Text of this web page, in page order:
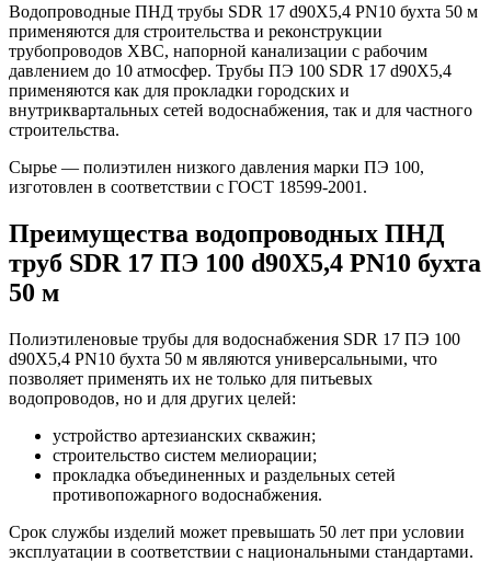
Водопроводные ПНД трубы SDR 17 d90Х5,4 PN10 бухта 50 м
применяются для строительства и реконструкции
трубопроводов ХВС, напорной канализации с рабочим
давлением до 10 атмосфер. Трубы ПЭ 100 SDR 17 d90Х5,4
применяются как для прокладки городских и
внутриквартальных сетей водоснабжения, так и для частного
строительства.
Сырье — полиэтилен низкого давления марки ПЭ 100,
изготовлен в соответствии с ГОСТ 18599-2001.
Преимущества водопроводных ПНД
труб SDR 17 ПЭ 100 d90Х5,4 PN10 бухта
50 м
Полиэтиленовые трубы для водоснабжения SDR 17 ПЭ 100
d90Х5,4 PN10 бухта 50 м являются универсальными, что
позволяет применять их не только для питьевых
водопроводов, но и для других целей:
устройство артезианских скважин;
строительство систем мелиорации;
прокладка объединенных и раздельных сетей
противопожарного водоснабжения.
Срок службы изделий может превышать 50 лет при условии
эксплуатации в соответствии с национальными стандартами.